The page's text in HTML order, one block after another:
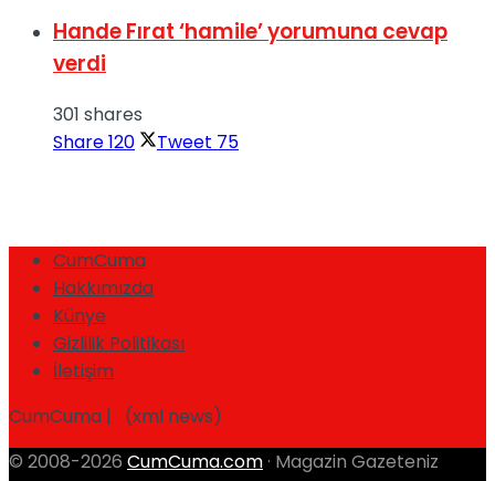
Hande Fırat ‘hamile’ yorumuna cevap
verdi
301 shares
Share120 Tweet 75
CumCuma
Hakkımızda
Künye
Gizlilik Politikası
İletişim
CumCuma | (xml news)
© 2008-2026 CumCuma.com · Magazin Gazeteniz